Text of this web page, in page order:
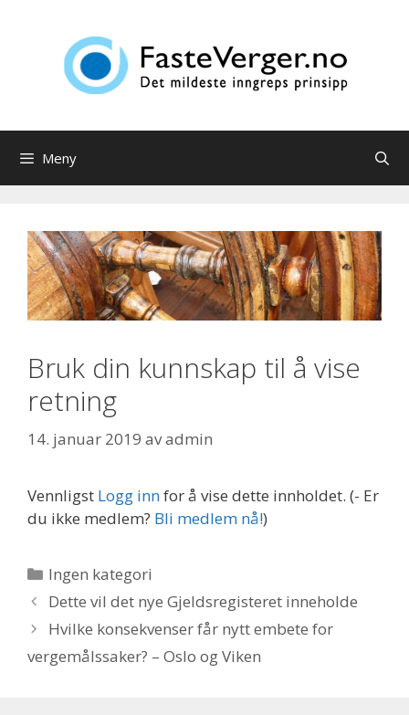
Meny
Bruk din kunnskap til å vise
retning
14. januar 2019 avadmin
Vennligst Logg innfor å vise dette innholdet. (- Er
du ikke medlem? Bli medlem nå!)
Kategorier
Ingen kategori
Dette vil det nye Gjeldsregisteret inneholde
Hvilke konsekvenser får nytt embete for
vergemålssaker? – Oslo og Viken